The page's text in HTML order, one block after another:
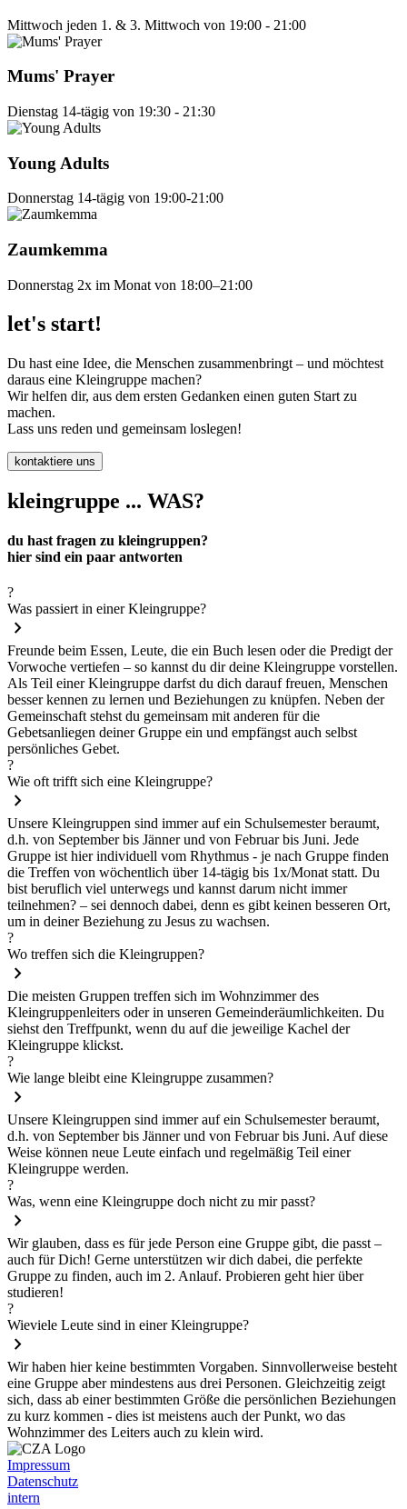
Mittwoch jeden 1. & 3. Mittwoch von 19:00 - 21:00
Mums' Prayer
Dienstag 14-tägig von 19:30 - 21:30
Young Adults
Donnerstag 14-tägig von 19:00-21:00
Zaumkemma
Donnerstag 2x im Monat von 18:00–21:00
let's start!
Du hast eine Idee, die Menschen zusammenbringt – und möchtest
daraus eine Kleingruppe machen?
Wir helfen dir, aus dem ersten Gedanken einen guten Start zu
machen.
Lass uns reden und gemeinsam loslegen!
kontaktiere uns
kleingruppe ... WAS?
du hast fragen zu kleingruppen?
hier sind ein paar antworten
?
Was passiert in einer Kleingruppe?
chevron_right
Freunde beim Essen, Leute, die ein Buch lesen oder die Predigt der
Vorwoche vertiefen – so kannst du dir deine Kleingruppe vorstellen.
Als Teil einer Kleingruppe darfst du dich darauf freuen, Menschen
besser kennen zu lernen und Beziehungen zu knüpfen. Neben der
Gemeinschaft stehst du gemeinsam mit anderen für die
Gebetsanliegen deiner Gruppe ein und empfängst auch selbst
persönliches Gebet.
?
Wie oft trifft sich eine Kleingruppe?
chevron_right
Unsere Kleingruppen sind immer auf ein Schulsemester beraumt,
d.h. von September bis Jänner und von Februar bis Juni. Jede
Gruppe ist hier individuell vom Rhythmus - je nach Gruppe finden
die Treffen von wöchentlich über 14-tägig bis 1x/Monat statt. Du
bist beruflich viel unterwegs und kannst darum nicht immer
teilnehmen? – sei dennoch dabei, denn es gibt keinen besseren Ort,
um in deiner Beziehung zu Jesus zu wachsen.
?
Wo treffen sich die Kleingruppen?
chevron_right
Die meisten Gruppen treffen sich im Wohnzimmer des
Kleingruppenleiters oder in unseren Gemeinderäumlichkeiten. Du
siehst den Treffpunkt, wenn du auf die jeweilige Kachel der
Kleingruppe klickst.
?
Wie lange bleibt eine Kleingruppe zusammen?
chevron_right
Unsere Kleingruppen sind immer auf ein Schulsemester beraumt,
d.h. von September bis Jänner und von Februar bis Juni. Auf diese
Weise können neue Leute einfach und regelmäßig Teil einer
Kleingruppe werden.
?
Was, wenn eine Kleingruppe doch nicht zu mir passt?
chevron_right
Wir glauben, dass es für jede Person eine Gruppe gibt, die passt –
auch für Dich! Gerne unterstützen wir dich dabei, die perfekte
Gruppe zu finden, auch im 2. Anlauf. Probieren geht hier über
studieren!
?
Wieviele Leute sind in einer Kleingruppe?
chevron_right
Wir haben hier keine bestimmten Vorgaben. Sinnvollerweise besteht
eine Gruppe aber mindestens aus drei Personen. Gleichzeitig zeigt
sich, dass ab einer bestimmten Größe die persönlichen Beziehungen
zu kurz kommen - dies ist meistens auch der Punkt, wo das
Wohnzimmer des Leiters auch zu klein wird.
Impressum
Datenschutz
intern